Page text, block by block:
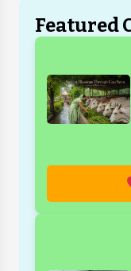
Featured